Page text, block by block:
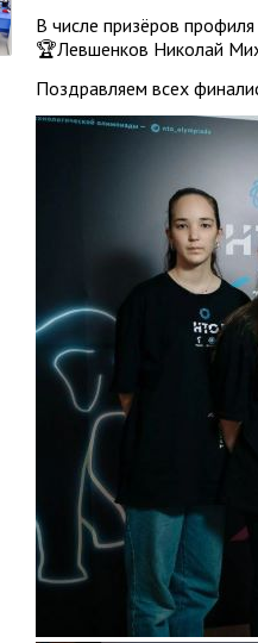
В числе призёров
🏆Левшенков Николай
Поздравляем всех